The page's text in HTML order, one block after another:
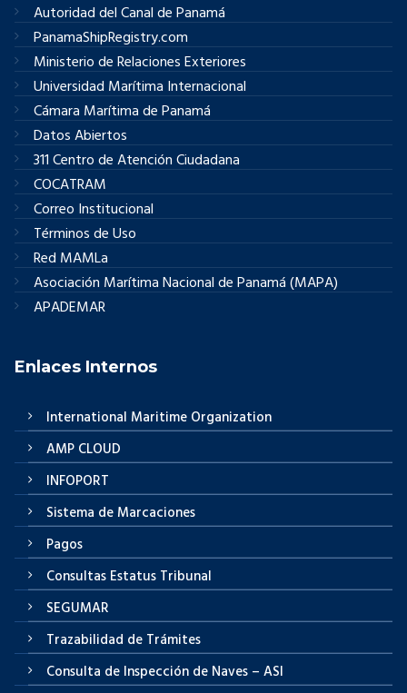
Autoridad del Canal de Panamá
PanamaShipRegistry.com
Ministerio de Relaciones Exteriores
Universidad Marítima Internacional
Cámara Marítima de Panamá
Datos Abiertos
311 Centro de Atención Ciudadana
COCATRAM
Correo Institucional
Términos de Uso
Red MAMLa
Asociación Marítima Nacional de Panamá (MAPA)
APADEMAR
Enlaces Internos
International Maritime Organization
AMP CLOUD
INFOPORT
Sistema de Marcaciones
Pagos
Consultas Estatus Tribunal
SEGUMAR
Trazabilidad de Trámites
Consulta de Inspección de Naves – ASI